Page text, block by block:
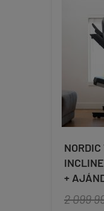
+
2 099